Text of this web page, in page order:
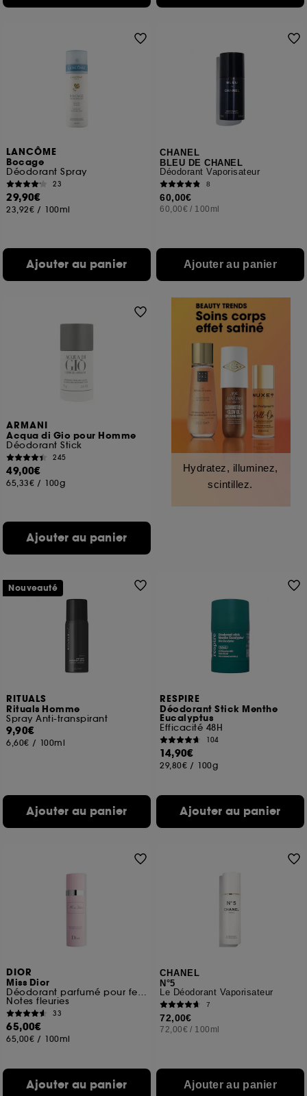
LANCÔME
Bocage
Déodorant Spray
23
29,90€
23,92€ / 100ml
Ajouter au panier
CHANEL
BLEU DE CHANEL
Déodorant Vaporisateur
8
60,00€
60,00€ / 100ml
Ajouter au panier
ARMANI
Acqua di Gio pour Homme
Déodorant Stick
245
49,00€
65,33€ / 100g
Ajouter au panier
Hydratez, illuminez,
scintillez.
RITUALS
Rituals Homme
Spray Anti-transpirant
9,90€
6,60€ / 100ml
Ajouter au panier
Nouveauté
RESPIRE
Déodorant Stick Menthe
Eucalyptus
Efficacité 48H
104
14,90€
29,80€ / 100g
Ajouter au panier
DIOR
Miss Dior
Déodorant parfumé pour femme vaporisateur
Notes fleuries
33
65,00€
65,00€ / 100ml
Ajouter au panier
CHANEL
N°5
Le Déodorant Vaporisateur
7
72,00€
72,00€ / 100ml
Ajouter au panier